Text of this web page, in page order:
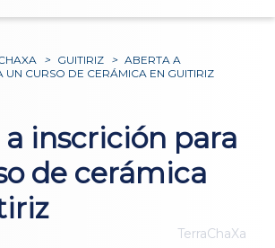
> GUITIRIZ > ABERTA A
UN CURSO DE CERÁMICA EN GUITIRIZ
inscrición para
de cerámica
TerraChaXa